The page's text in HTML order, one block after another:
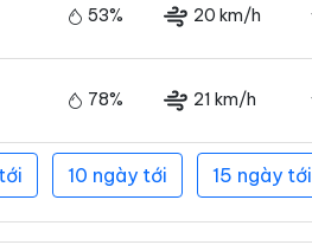
53% 20 km/h
78% 21 km/h
10 ngày tới 15 ngày tới